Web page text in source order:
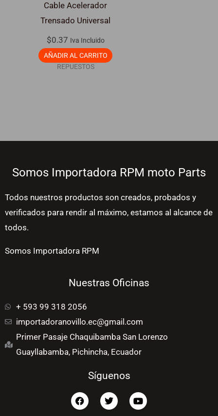
Cable Acelerador
Trensado Universal
$0.37 Iva Incluido
AÑADIR AL CARRITO
REPUESTOS
Somos Importadora RPM moto Parts
Todos nuestros productos son creados, probados y
verificados para rendir al máximo, estamos al alcance de
todos.
Somos Importadora RPM
Nuestras Oficinas
+ 593 99 318 2056
importadoranovillo.ec@gmail.com
Primer Pasaje Chaquibamba San Lorenzo
Guayllabamba, Pichincha, Ecuador
Síguenos
F
a
c
T
w
i
Y
o
u